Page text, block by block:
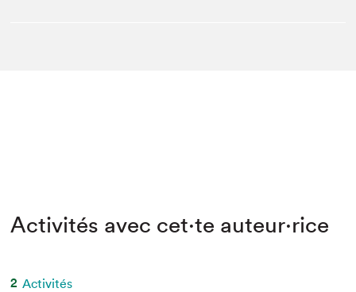
Activités avec cet·te auteur·rice
2 Activités